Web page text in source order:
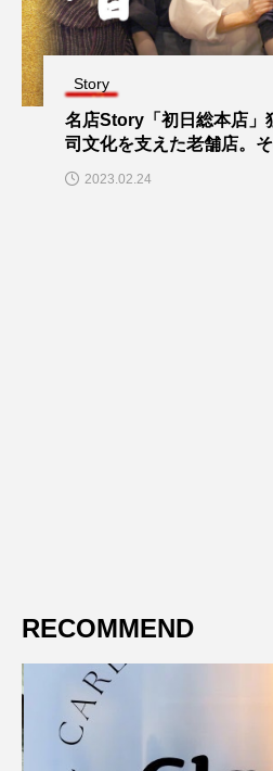
Story
名店Story「初日総本店」
司文化を支えた老舗店。
2023.02.24
RECOMMEND